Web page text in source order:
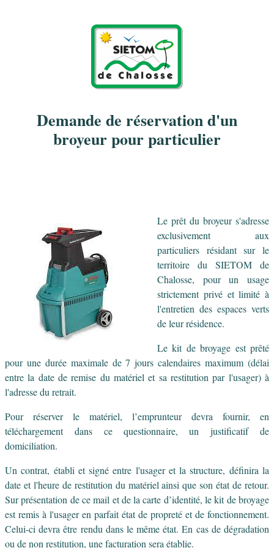
Demande de réservation d'un
broyeur pour particulier
Le prêt du broyeur s'adresse
exclusivement aux
particuliers résidant sur le
territoire du SIETOM de
Chalosse, pour un usage
strictement privé et limité à
l'entretien des espaces verts
de leur résidence.
Le kit de broyage est prêté
pour une durée maximale de 7 jours calendaires maximum (délai
entre la date de remise du matériel et sa restitution par l'usager) à
l'adresse du retrait.
Pour réserver le matériel, l’emprunteur devra fournir, en
téléchargement dans ce questionnaire, un justificatif de
domiciliation.
Un contrat, établi et signé entre l'usager et la structure, définira la
date et l'heure de restitution du matériel ainsi que son état de retour.
Sur présentation de ce mail et de la carte d’identité, le kit de broyage
est remis à l'usager en parfait état de propreté et de fonctionnement.
Celui-ci devra être rendu dans le même état. En cas de dégradation
ou de non restitution, une facturation sera établie.